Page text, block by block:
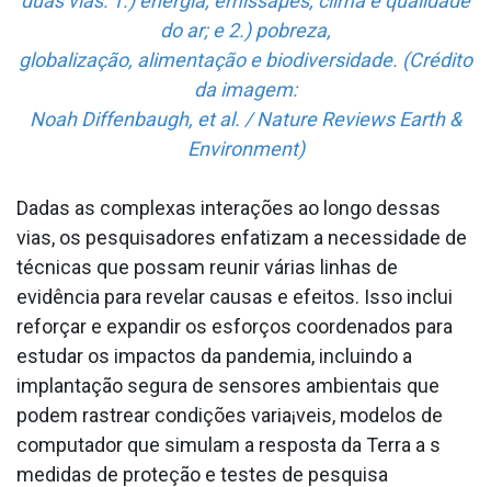
do ar; e 2.) pobreza,
globalização, alimentação e biodiversidade. (Crédito
da imagem:
Noah Diffenbaugh, et al. / Nature Reviews Earth &
Environment)
Dadas as complexas interações ao longo dessas
vias, os pesquisadores enfatizam a necessidade de
técnicas que possam reunir várias linhas de
evidência para revelar causas e efeitos. Isso inclui
reforçar e expandir os esforços coordenados para
estudar os impactos da pandemia, incluindo a
implantação segura de sensores ambientais que
podem rastrear condições varia¡veis, modelos de
computador que simulam a resposta da Terra a s
medidas de proteção e testes de pesquisa